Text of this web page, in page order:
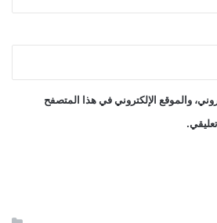
والموقع الإلكتروني في هذا المتصفح